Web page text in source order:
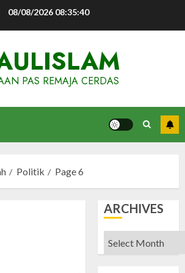
08/08/2026 08:35:41
PAS REMAJA CERDAS
Politik Page 6
ARCHIVES
Archives